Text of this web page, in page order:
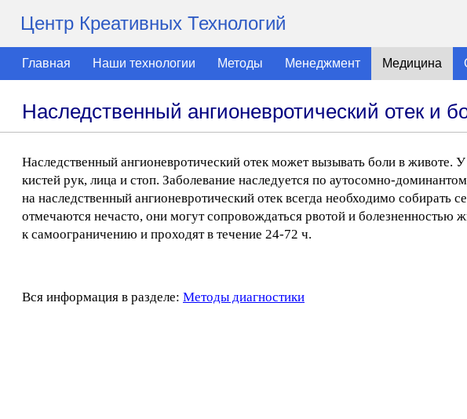
Центр Креативных Технологий
Главная Наши технологии Методы Менеджмент Медицина
Наследственный ангионевротический отек и
Наследственный ангионевротический отек может вызывать боли в
кистей рук, лица и стоп. Заболевание наследуется по аутосомно-
на наследственный ангионевротический отек всегда необходимо собирать
отмечаются нечасто, они могут сопровождаться рвотой и
к самоограничению и проходят в течение 24-72 ч.
Вся информация в разделе: Методы диагностики